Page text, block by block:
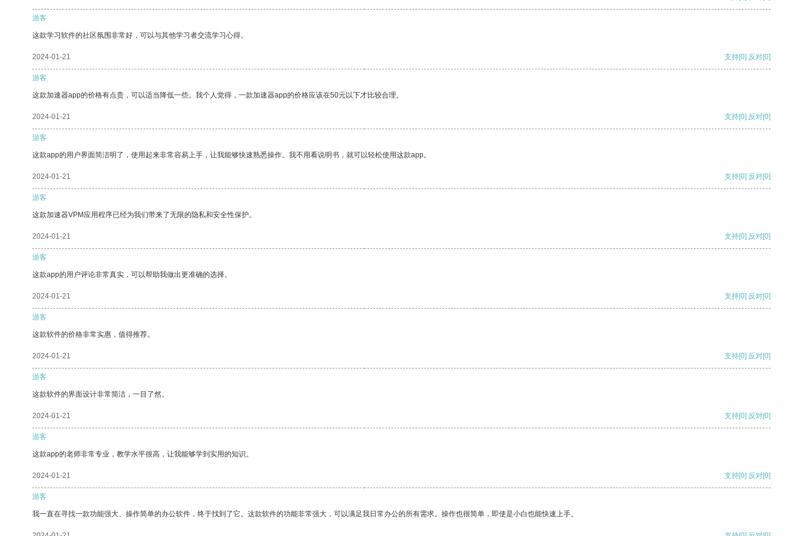
游客
这款学习软件的社区氛围非常好，可以与其他学习者交流学习心得。
2024-01-21 支持[0] 反对[0]
游客
这款加速器app的价格有点贵，可以适当降低一些。我个人觉得，一款加速器app的价格应该在50元以下才比较合理。
2024-01-21 支持[0] 反对[0]
游客
这款app的用户界面简洁明了，使用起来非常容易上手，让我能够快速熟悉操作。我不用看说明书，就可以轻松使用这款app。
2024-01-21 支持[0] 反对[0]
游客
这款加速器VPM应用程序已经为我们带来了无限的隐私和安全性保护。
2024-01-21 支持[0] 反对[0]
游客
这款app的用户评论非常真实，可以帮助我做出更准确的选择。
2024-01-21 支持[0] 反对[0]
游客
这款软件的价格非常实惠，值得推荐。
2024-01-21 支持[0] 反对[0]
游客
这款软件的界面设计非常简洁，一目了然。
2024-01-21 支持[0] 反对[0]
游客
这款app的老师非常专业，教学水平很高，让我能够学到实用的知识。
2024-01-21 支持[0] 反对[0]
游客
我一直在寻找一款功能强大、操作简单的办公软件，终于找到了它。这款软件的功能非常强大，可以满足我日常办公的所有需求。操作也很简单，即使是小白也能快速上手。